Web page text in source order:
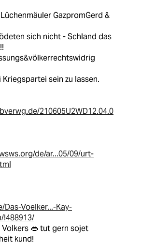
GazpromGerd &
sich nicht - Schland das
Kriegspartei sein zu lassen.
210605U2WD12.04.0
de/ar...05/09/urt-
Das-Voelker...-Kay-
!488913/
Volkers 👄 tut gern sojet
kund!